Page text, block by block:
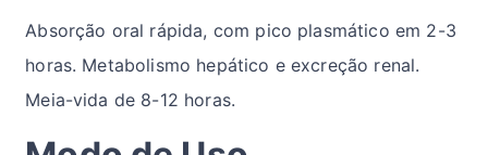
Absorção oral rápida, com pico plasmático em 2-3
horas. Metabolismo hepático e excreção renal.
Meia-vida de 8-12 horas.